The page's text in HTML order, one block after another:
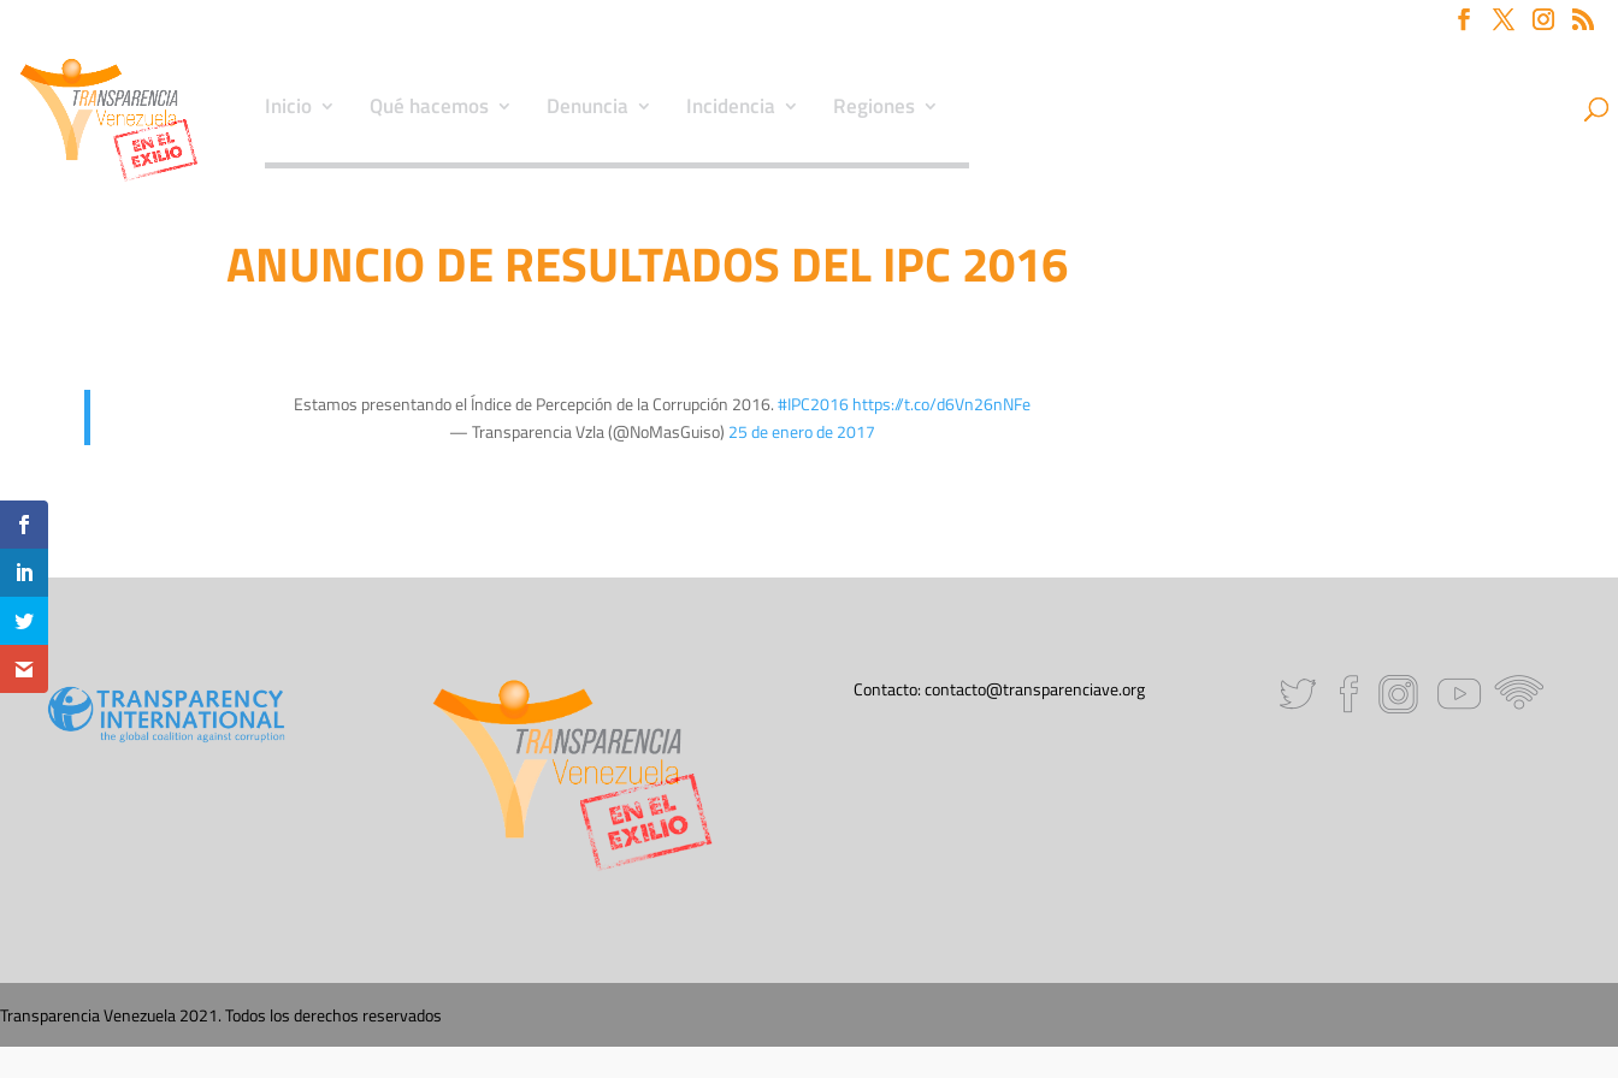
Inicio Qué hacemos Denuncia Incidencia Regiones
ANUNCIO DE RESULTADOS DEL IPC 2016
Estamos presentando el Índice de Percepción de la Corrupción 2016.#IPC2016https://t.co/d6Vn26nNFe
— Transparencia Vzla (@NoMasGuiso) 25 de enero de 2017
Contacto:contacto@transparenciave.org
Transparencia Venezuela 2021. Todos los derechos reservados